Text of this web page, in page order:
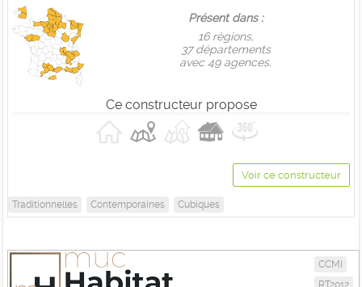
Présent dans :
16 règions,
37 départements
avec 49 agences.
Ce constructeur propose
Voir ce constructeur
Traditionnelles Contemporaines Cubiques
CCMI
RT2012